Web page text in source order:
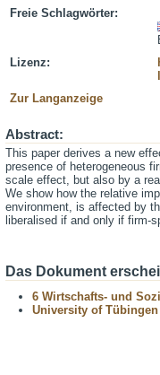
Freie Schlagwörter:
Lizenz:
Zur Langanzeige
Abstract:
This paper derives a new
presence of heterogeneous
scale effect, but also by a
We show how the relative
environment, is affected by
liberalised if and only if firm-
Das Dokument
6 Wirtschafts- und
University of